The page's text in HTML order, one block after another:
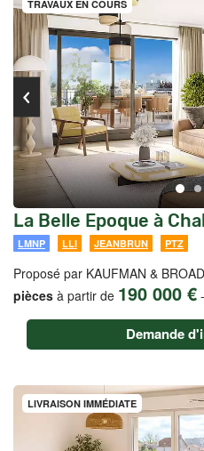
TRAVAUX EN COURS
La Belle Epoque à
LMNP LLI JEANBRUN PTZ
Proposé par KAUFMAN &
pièces à partir de 190 000 € -
Demande
LIVRAISON IMMÉDIATE